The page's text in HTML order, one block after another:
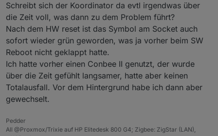
Schreibt sich der Koordinator da evtl irgendwas über
die Zeit voll, was dann zu dem Problem führt?
Nach dem HW reset ist das Symbol am Socket auch
sofort wieder grün geworden, was ja vorher beim SW
Reboot nicht geklappt hatte.
Ich hatte vorher einen Conbee II genutzt, der wurde
über die Zeit gefühlt langsamer, hatte aber keinen
Totalausfall. Vor dem Hintergrund habe ich dann aber
gewechselt.
Pedder
All @Proxmox/Trixie auf HP Elitedesk 800 G4; Zigbee: ZigStar (LAN),